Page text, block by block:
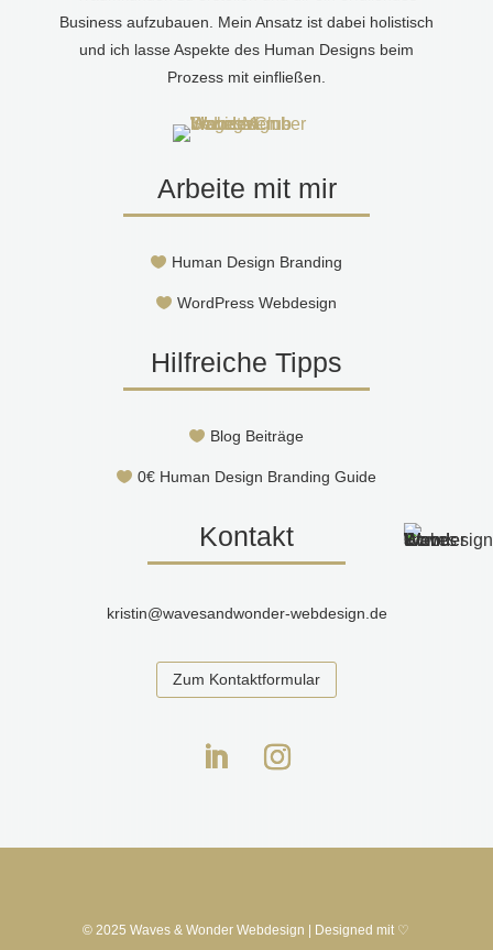
Business aufzubauen. Mein Ansatz ist dabei holistisch
und ich lasse Aspekte des Human Designs beim
Prozess mit einfließen.
Arbeite mit mir
 Human Design Branding
 WordPress Webdesign
Hilfreiche Tipps
 Blog Beiträge
 0€ Human Design Branding Guide
Kontakt
kristin@wavesandwonder-webdesign.de
Zum Kontaktformular
© 2025 Waves & Wonder Webdesign | Designed mit ♡